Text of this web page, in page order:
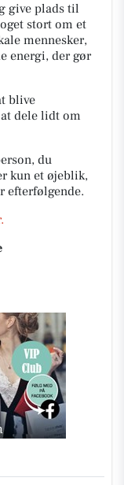
give plads til
stort om et
mennesker,
energi, der gør
blive
dele lidt om
du
kun et øjeblik,
efterfølgende.